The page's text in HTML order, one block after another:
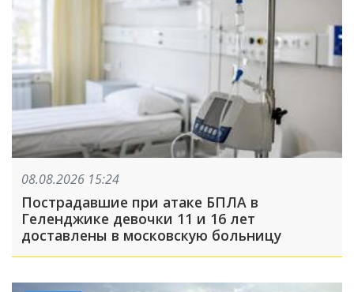
08.08.2026 15:24
Пострадавшие при атаке БПЛА в
Геленджике девочки 11 и 16 лет
доставлены в московскую больницу